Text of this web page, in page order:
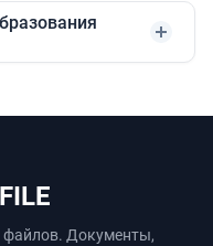
файлов. Документы,